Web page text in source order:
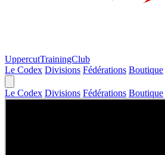
UppercutTrainingClub
Le Codex Divisions Fédérations Boutique
Le Codex Divisions Fédérations Boutique